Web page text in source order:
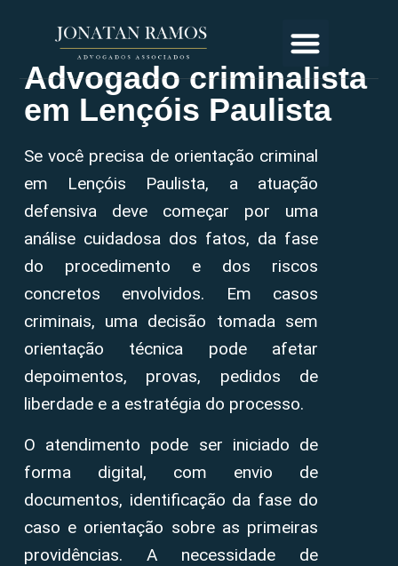
Advogado criminalista
em Lençóis Paulista
Se você precisa de orientação criminal
em Lençóis Paulista, a atuação
defensiva deve começar por uma
análise cuidadosa dos fatos, da fase
do procedimento e dos riscos
concretos envolvidos. Em casos
criminais, uma decisão tomada sem
orientação técnica pode afetar
depoimentos, provas, pedidos de
liberdade e a estratégia do processo.
O atendimento pode ser iniciado de
forma digital, com envio de
documentos, identificação da fase do
caso e orientação sobre as primeiras
providências. A necessidade de